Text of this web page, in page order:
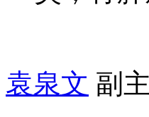
袁泉文 副